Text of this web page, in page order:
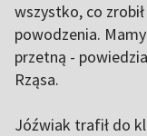
wszystko, co
powodzenia.
przetną -
Rząsa.
Jóźwiak trafił do